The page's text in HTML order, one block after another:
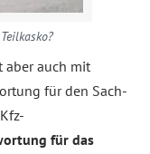
aber auch mit
für den Sach-
für das